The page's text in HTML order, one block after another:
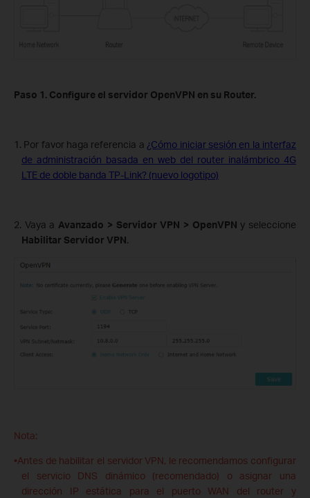
Paso 1. Configure el servidor OpenVPN en su Router.
1. Por favor haga referencia a ¿Cómo iniciar sesión en la interfaz
de administración basada en web del router inalámbrico 4G
LTE de doble banda TP-Link? (nuevo logotipo)
2. Vaya a Avanzado > Servidor VPN > OpenVPN y seleccione
Habilitar Servidor VPN.
Nota:
•Antes de habilitar el servidor VPN, le recomendamos configurar
el servicio DNS dinámico (recomendado) o asignar una
dirección IP estática para el puerto WAN del router y